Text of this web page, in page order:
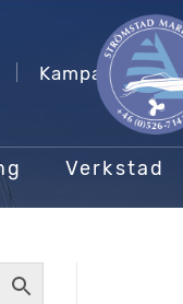
Kampanjer
Verkstad